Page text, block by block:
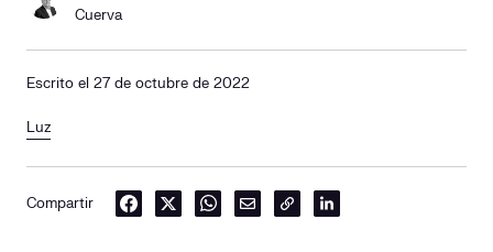
Cuerva
Escrito el 27 de octubre de 2022
Luz
Compartir